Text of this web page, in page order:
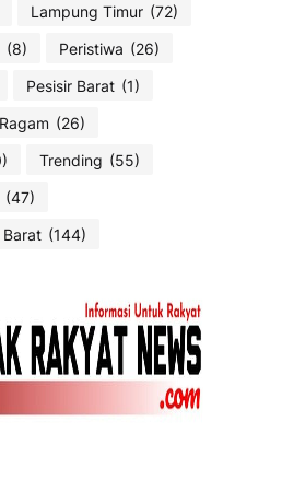
Lampung Timur (72)
(8) Peristiwa (26)
Pesisir Barat (1)
Ragam (26)
Trending (55)
(47)
(144)